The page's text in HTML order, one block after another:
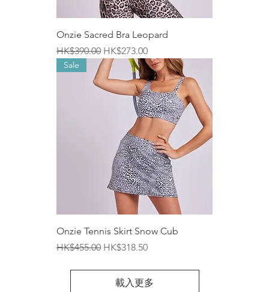
Onzie Sacred Bra Leopard
一般價格
HK$390.00 促銷價格
HK$273.00
Sale
Onzie Tennis Skirt Snow Cub
一般價格
HK$455.00 促銷價格
HK$318.50
載入更多